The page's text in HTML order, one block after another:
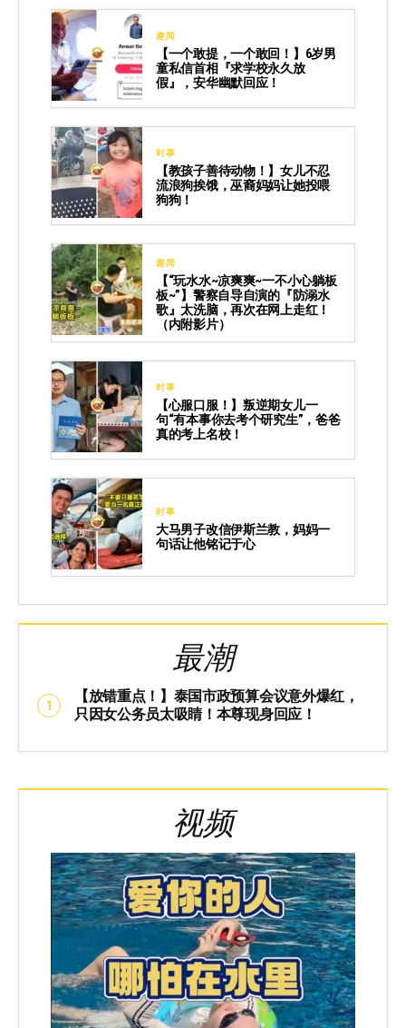
趣闻
【一个敢提，一个敢回！】6岁男
童私信首相『求学校永久放
假』，安华幽默回应！
时事
【教孩子善待动物！】女儿不忍
流浪狗挨饿，巫裔妈妈让她投喂
狗狗！
趣闻
【“玩水水~凉爽爽~一不小心躺板
板~”】警察自导自演的『防溺水
歌』太洗脑，再次在网上走红！
（内附影片）
时事
【心服口服！】叛逆期女儿一
句“有本事你去考个研究生”，爸爸
真的考上名校！
时事
大马男子改信伊斯兰教，妈妈一
句话让他铭记于心
最潮
【放错重点！】泰国市政预算会议意外爆红，
只因女公务员太吸睛！本尊现身回应！
视频